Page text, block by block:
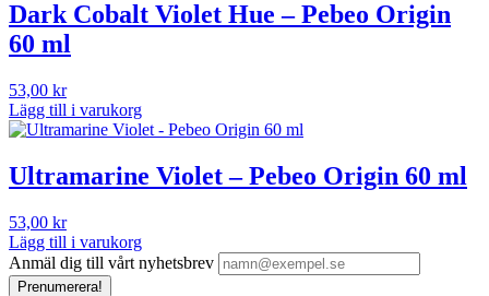
Dark Cobalt Violet Hue – Pebeo Origin
60 ml
53,00 kr
Lägg till i varukorg
Ultramarine Violet – Pebeo Origin 60 ml
53,00 kr
Lägg till i varukorg
Anmäl dig till vårt nyhetsbrev
Prenumerera!